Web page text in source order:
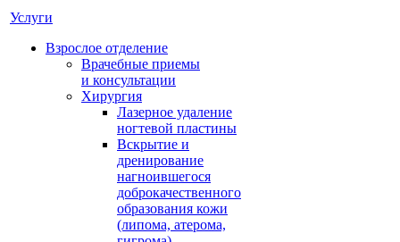
Услуги
Взрослое отделение
Врачебные приемы
и консультации
Хирургия
Лазерное удаление
ногтевой пластины
Вскрытие и
дренирование
нагноившегося
доброкачественного
образования кожи
(липома, атерома,